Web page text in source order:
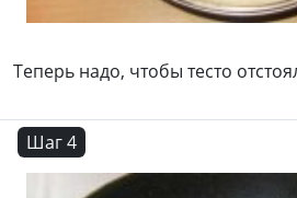
Теперь надо, чтобы тесто
Шаг 4